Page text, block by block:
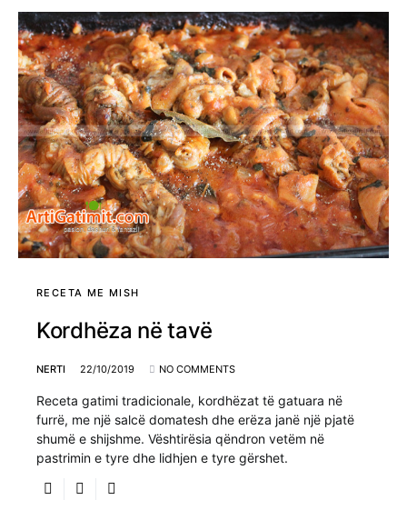
RECETA ME MISH
Kordhëza në tavë
NERTI 22/10/2019 NO COMMENTS
Receta gatimi tradicionale, kordhëzat të gatuara në
furrë, me një salcë domatesh dhe erëza janë një pjatë
shumë e shijshme. Vështirësia qëndron vetëm në
pastrimin e tyre dhe lidhjen e tyre gërshet.